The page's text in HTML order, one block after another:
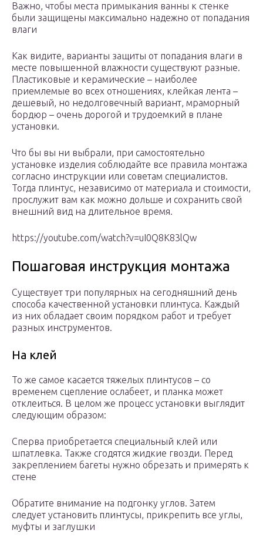
Важно, чтобы места примыкания ванны к стенке
были защищены максимально надежно от попадания
влаги
Как видите, варианты защиты от попадания влаги в
месте повышенной влажности существуют разные.
Пластиковые и керамические – наиболее
приемлемые во всех отношениях, клейкая лента –
дешевый, но недолговечный вариант, мраморный
бордюр – очень дорогой и трудоемкий в плане
установки.
Что бы вы ни выбрали, при самостоятельно
установке изделия соблюдайте все правила монтажа
согласно инструкции или советам специалистов.
Тогда плинтус, независимо от материала и стоимости,
прослужит вам как можно дольше и сохранить свой
внешний вид на длительное время.
https://youtube.com/watch?v=uI0Q8K83lQw
Пошаговая инструкция монтажа
Существует три популярных на сегодняшний день
способа качественной установки плинтуса. Каждый
из них обладает своим порядком работ и требует
разных инструментов.
На клей
То же самое касается тяжелых плинтусов – со
временем сцепление ослабеет, и планка может
отклеиться. В целом же процесс установки выглядит
следующим образом:
Сперва приобретается специальный клей или
шпатлевка. Также сгодятся жидкие гвозди. Перед
закреплением багеты нужно обрезать и примерять к
стене
Обратите внимание на подгонку углов. Затем
следует установить плинтусы, прикрепить все углы,
муфты и заглушки